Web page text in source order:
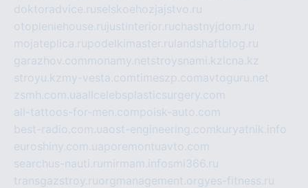
doktoradvice.ruselskoehozjajstvo.ru
otopleniehouse.ru justinterior.ruchastnyjdom.ru
mojateplica.rupodelkimaster.ru landshaftblog.ru
garazhov.com monamy.netstroysnami.kz lcna.kz
stroyu.kz my-vesta.com timeszp.comavtoguru.net
zsmh.com.uaallcelebsplasticsurgery.com
all-tattoos-for-men.com poisk-auto.com
best-radio.com.uaost-engineering.com kuryatnik.info
euroshiny.com.ua poremontuavto.com
searchus-nauti.ru mirmam.infosmi366.ru
transgazstroy.ruorgmanagement.orgyes-fitness.ru